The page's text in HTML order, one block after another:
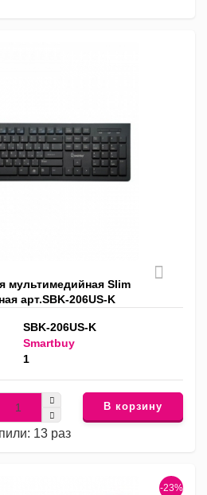
мультимедийная Slim
арт.SBK-206US-K
SBK-206US-K
Smartbuy
1
13 раз
В корзину
-23%